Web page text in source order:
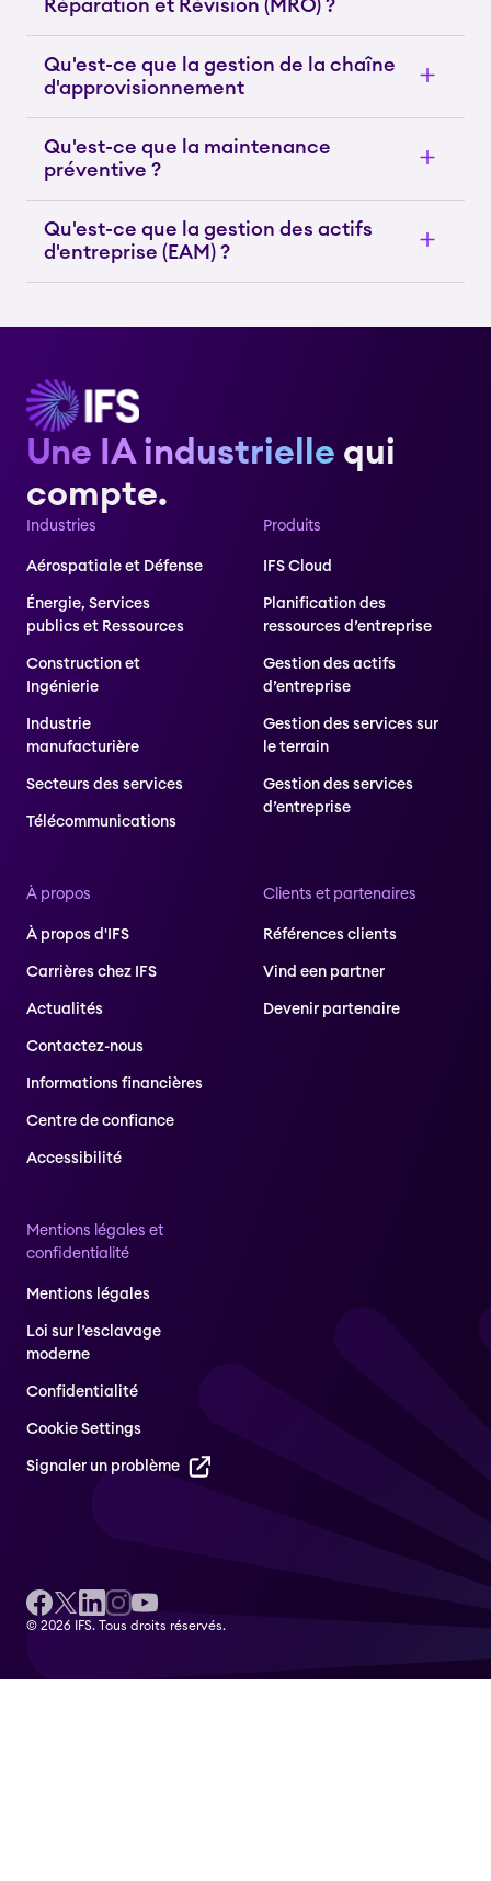
Réparation et Révision (MRO) ?
Qu'est-ce que la gestion de la chaîne
d'approvisionnement
Qu'est-ce que la maintenance
préventive ?
Qu'est-ce que la gestion des actifs
d'entreprise (EAM) ?
Une IA industrielle qui
compte.
Industries
Aérospatiale et Défense
Énergie, Services
publics et Ressources
Construction et
Ingénierie
Industrie
manufacturière
Secteurs des services
Télécommunications
Produits
IFS Cloud
Planification des
ressources d’entreprise
Gestion des actifs
d’entreprise
Gestion des services sur
le terrain
Gestion des services
d’entreprise
À propos
À propos d'IFS
Carrières chez IFS
Actualités
Contactez-nous
Informations financières
Centre de confiance
Accessibilité
Clients et partenaires
Références clients
Vind een partner
Devenir partenaire
Mentions légales et
confidentialité
Mentions légales
Loi sur l’esclavage
moderne
Confidentialité
Cookie Settings
Signaler un problème
© 2026 IFS. Tous droits réservés.